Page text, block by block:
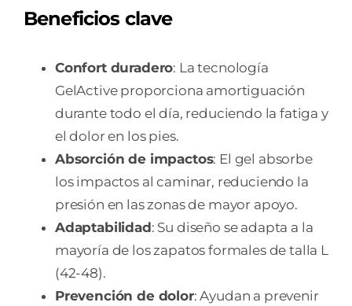
Beneficios clave
Confort duradero: La tecnología
GelActive proporciona amortiguación
durante todo el día, reduciendo la fatiga y
el dolor en los pies.
Absorción de impactos: El gel absorbe
los impactos al caminar, reduciendo la
presión en las zonas de mayor apoyo.
Adaptabilidad: Su diseño se adapta a la
mayoría de los zapatos formales de talla L
(42-48).
Prevención de dolor: Ayudan a prevenir